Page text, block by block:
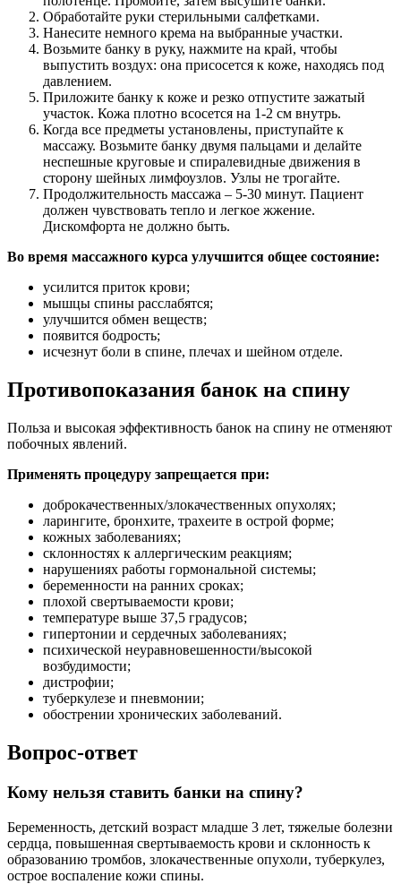
Обработайте руки стерильными салфетками.
Нанесите немного крема на выбранные участки.
Возьмите банку в руку, нажмите на край, чтобы
выпустить воздух: она присосется к коже, находясь под
давлением.
Приложите банку к коже и резко отпустите зажатый
участок. Кожа плотно всосется на 1-2 см внутрь.
Когда все предметы установлены, приступайте к
массажу. Возьмите банку двумя пальцами и делайте
неспешные круговые и спиралевидные движения в
сторону шейных лимфоузлов. Узлы не трогайте.
Продолжительность массажа – 5-30 минут. Пациент
должен чувствовать тепло и легкое жжение.
Дискомфорта не должно быть.
Во время массажного курса улучшится общее состояние:
усилится приток крови;
мышцы спины расслабятся;
улучшится обмен веществ;
появится бодрость;
исчезнут боли в спине, плечах и шейном отделе.
Противопоказания банок на спину
Польза и высокая эффективность банок на спину не отменяют
побочных явлений.
Применять процедуру запрещается при:
доброкачественных/злокачественных опухолях;
ларингите, бронхите, трахеите в острой форме;
кожных заболеваниях;
склонностях к аллергическим реакциям;
нарушениях работы гормональной системы;
беременности на ранних сроках;
плохой свертываемости крови;
температуре выше 37,5 градусов;
гипертонии и сердечных заболеваниях;
психической неуравновешенности/высокой
возбудимости;
дистрофии;
туберкулезе и пневмонии;
обострении хронических заболеваний.
Вопрос-ответ
Кому нельзя ставить банки на спину?
Беременность, детский возраст младше 3 лет, тяжелые болезни
сердца, повышенная свертываемость крови и склонность к
образованию тромбов, злокачественные опухоли, туберкулез,
острое воспаление кожи спины.